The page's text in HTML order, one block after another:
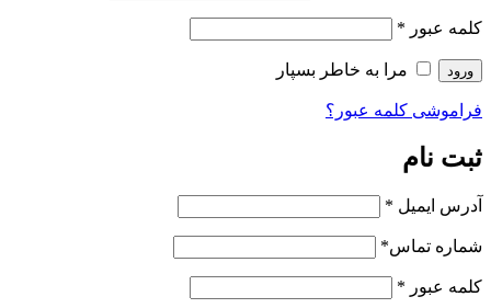
کلمه عبور *
ورود مرا به خاطر بسپار
فراموشی کلمه عبور؟
ثبت نام
آدرس ایمیل *
شماره تماس*
کلمه عبور *